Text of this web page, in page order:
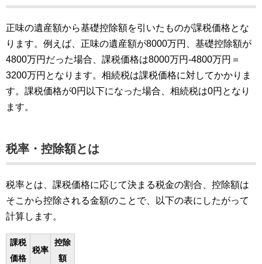
正味の遺産額から基礎控除額を引いたものが課税価格とな
ります。例えば、正味の遺産額が8000万円、基礎控除額が
4800万円だった場合、課税価格は8000万円-4800万円＝
3200万円となります。相続税は課税価格に対してかかりま
す。課税価格が0円以下になった場合、相続税は0円となり
ます。
税率・控除額とは
税率とは、課税価格に応じて決まる税金の割合、控除額は
そこから控除される金額のことで、以下の表にしたがって
計算します。
課税
価格
税率
控除
額